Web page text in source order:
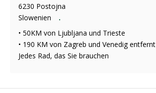
6230 Postojna
Slowenien
.
• 50KM von Ljubljana und Trieste
• 190 KM von Zagreb und Venedig entfernt
Jedes Rad, das Sie brauchen